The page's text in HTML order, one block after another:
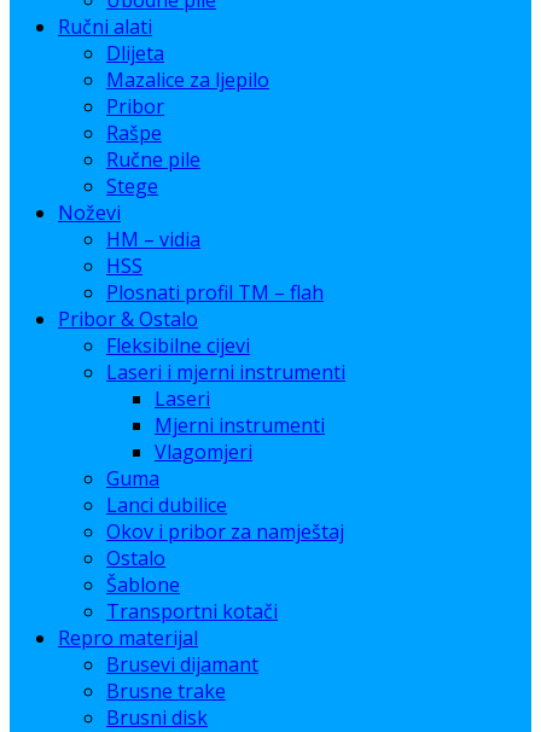
Ručni alati
Dlijeta
Mazalice za ljepilo
Pribor
Rašpe
Ručne pile
Stege
Noževi
HM – vidia
HSS
Plosnati profil TM – flah
Pribor & Ostalo
Fleksibilne cijevi
Laseri i mjerni instrumenti
Laseri
Mjerni instrumenti
Vlagomjeri
Guma
Lanci dubilice
Okov i pribor za namještaj
Ostalo
Šablone
Transportni kotači
Repro materijal
Brusevi dijamant
Brusne trake
Brusni disk